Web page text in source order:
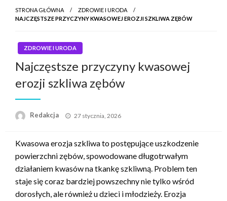
STRONA GŁÓWNA
ZDROWIE I URODA
NAJCZĘSTSZE PRZYCZYNY KWASOWEJ EROZJI SZKLIWA ZĘBÓW
ZDROWIE I URODA
Najczęstsze przyczyny kwasowej
erozji szkliwa zębów
Redakcja Napisano
27 stycznia, 2026
Kwasowa erozja szkliwa to postępujące uszkodzenie
powierzchni zębów, spowodowane długotrwałym
działaniem kwasów na tkankę szkliwną. Problem ten
staje się coraz bardziej powszechny nie tylko wśród
dorosłych, ale również u dzieci i młodzieży. Erozja